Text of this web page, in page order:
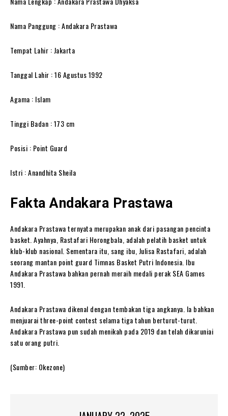
Nama Panggung : Andakara Prastawa
Tempat Lahir : Jakarta
Tanggal Lahir : 16 Agustus 1992
Agama : Islam
Tinggi Badan : 173 cm
Posisi : Point Guard
Istri : Anandhita Sheila
Fakta Andakara Prastawa
Andakara Prastawa ternyata merupakan anak dari pasangan pencinta
basket. Ayahnya, Rastafari Horongbala, adalah pelatih basket untuk
klub-klub nasional. Sementara itu, sang ibu, Julisa Rastafari, adalah
seorang mantan point guard Timnas Basket Putri Indonesia. Ibu
Andakara Prastawa bahkan pernah meraih medali perak SEA Games
1991.
Andakara Prastawa dikenal dengan tembakan tiga angkanya. Ia bahkan
menjuarai three-point contest selama tiga tahun berturut-turut.
Andakara Prastawa pun sudah menikah pada 2019 dan telah dikaruniai
satu orang putri.
(Sumber: Okezone)